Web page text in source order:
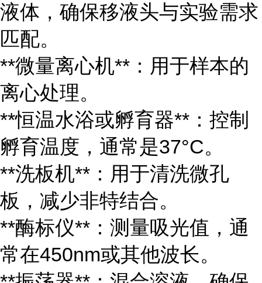
液体，确保移液头与实验需求
匹配。
**微量离心机**：用于样本的
离心处理。
**恒温水浴或孵育器**：控制
孵育温度，通常是37°C。
**洗板机**：用于清洗微孔
板，减少非特结合。
**酶标仪**：测量吸光值，通
常在450nm或其他波长。